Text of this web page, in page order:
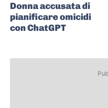
Donna accusata di
pianificare omicidi
con ChatGPT